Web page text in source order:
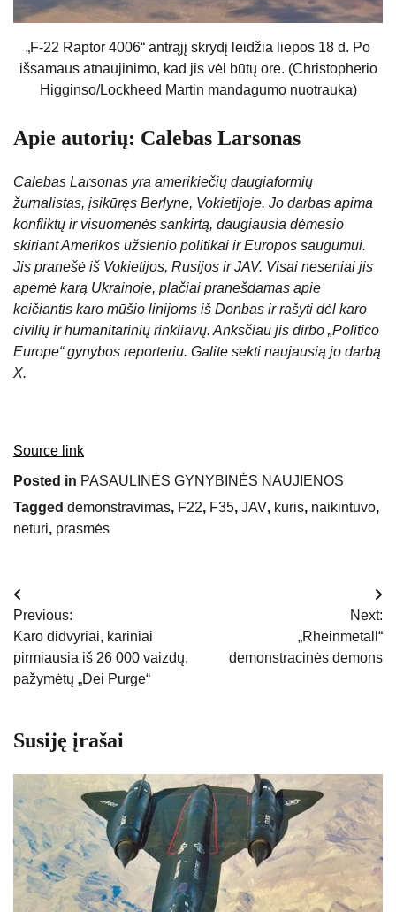
„F-22 Raptor 4006“ antrąjį skrydį leidžia liepos 18 d. Po
išsamaus atnaujinimo, kad jis vėl būtų ore. (Christopherio
Higginso/Lockheed Martin mandagumo nuotrauka)
Apie autorių: Calebas Larsonas
Calebas Larsonas yra amerikiečių daugiaformių
žurnalistas, įsikūręs Berlyne, Vokietijoje. Jo darbas apima
konfliktų ir visuomenės sankirtą, daugiausia dėmesio
skiriant Amerikos užsienio politikai ir Europos saugumui.
Jis pranešė iš Vokietijos, Rusijos ir JAV. Visai neseniai jis
apėmė karą Ukrainoje, plačiai pranešdamas apie
keičiantis karo mūšio linijoms iš Donbas ir rašyti dėl karo
civilių ir humanitarinių rinkliavų. Anksčiau jis dirbo „Politico
Europe“ gynybos reporteriu. Galite sekti naujausią jo darbą
X.
Source link
Posted in PASAULINĖS GYNYBINĖS NAUJIENOS
Tagged demonstravimas, F22, F35, JAV, kuris, naikintuvo,
neturi, prasmės
Navigacija
tarp
įrašų
Previous:
Karo didvyriai, kariniai
pirmiausia iš 26 000 vaizdų,
pažymėtų „Dei Purge“
Next:
„Rheinmetall“
demonstracinės demons
Susiję įrašai